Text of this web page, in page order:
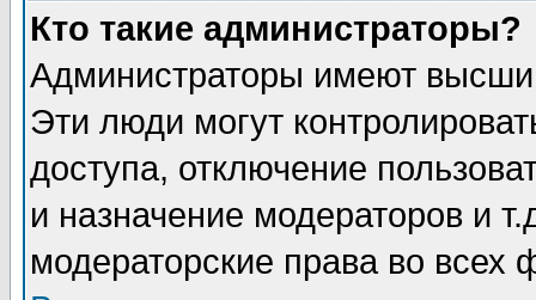
Кто такие администраторы?
Администраторы имеют
Эти люди могут
доступа, отключение
и назначение модераторов и
модераторские права во всех